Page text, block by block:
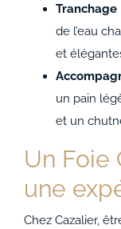
Tranchage
de l’eau
et
un pain
et un
Un Foie
une
Chez Cazalier,